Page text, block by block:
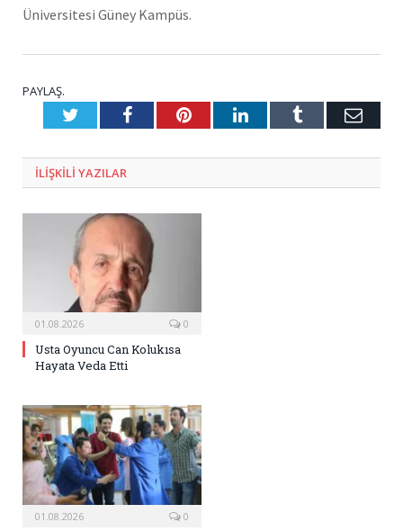
Üniversitesi Güney Kampüs.
PAYLAŞ.
TwitterFacebookPinterestLinkedInTumblr E-
ILIŞKILI YAZILAR
01.08.2026 0
Usta Oyuncu Can Kolukısa
Hayata Veda Etti
01.08.2026 0